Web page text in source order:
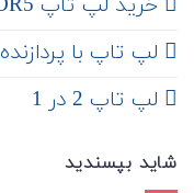
خرید لپ تاپ DDR5
لپ تاپ با پردازنده Intel
لپ تاپ 2 در 1
شاید بپسندید